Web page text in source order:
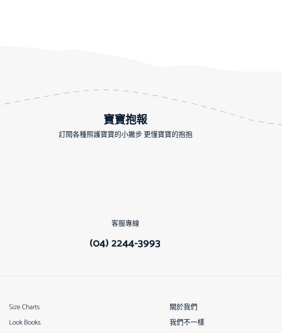
寶寶抱報
訂閱各種照護寶寶的小撇步 更懂寶寶的抱抱
客服專線
(04) 2244-3993
Size Charts
Look Books
關於我們
我們不一樣